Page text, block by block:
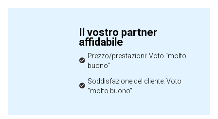
Il vostro partner
affidabile
Prezzo/prestazioni: Voto "molto
buono"
Soddisfazione del cliente: Voto
"molto buono"